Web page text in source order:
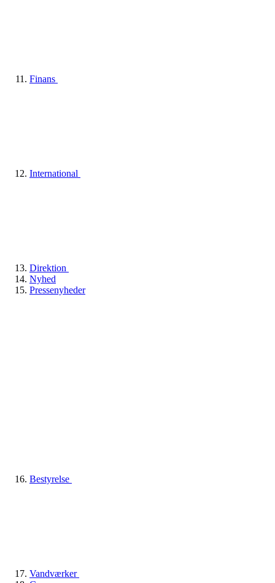
Finans
International
Direktion
Nyhed
Pressenyheder
Bestyrelse
Vandværker